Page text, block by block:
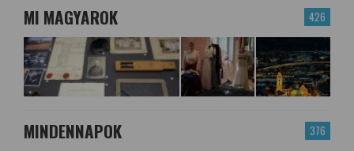
426
MI MAGYAROK
376
MINDENNAPOK